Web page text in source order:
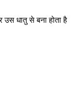
उस धातु से बना होता है